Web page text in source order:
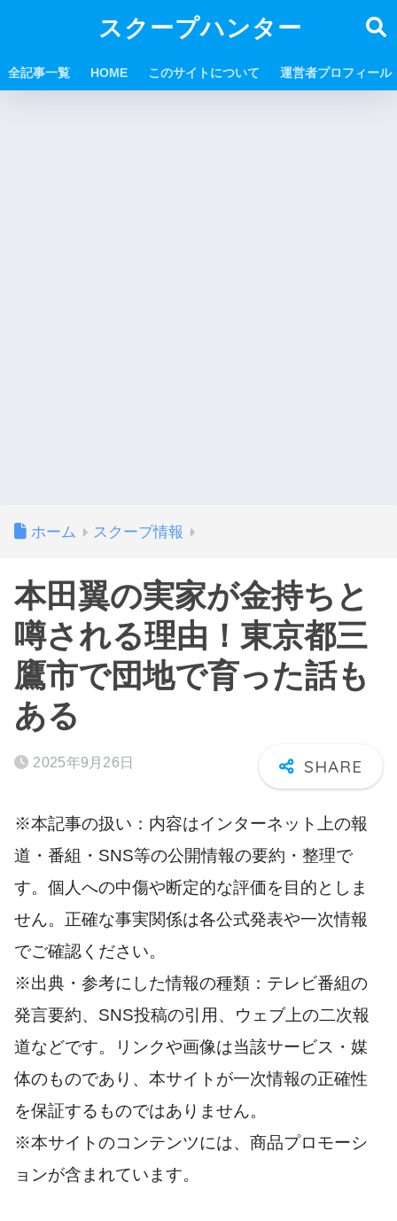
スクープハンター
全記事一覧 HOME このサイトについて 運営者プロフィール
ホーム スクープ情報
本田翼の実家が金持ちと
噂される理由！東京都三
鷹市で団地で育った話も
ある
2025年9月26日
※本記事の扱い：内容はインターネット上の報
道・番組・SNS等の公開情報の要約・整理で
す。個人への中傷や断定的な評価を目的としま
せん。正確な事実関係は各公式発表や一次情報
でご確認ください。
※出典・参考にした情報の種類：テレビ番組の
発言要約、SNS投稿の引用、ウェブ上の二次報
道などです。リンクや画像は当該サービス・媒
体のものであり、本サイトが一次情報の正確性
を保証するものではありません。
※本サイトのコンテンツには、商品プロモーシ
ョンが含まれています。